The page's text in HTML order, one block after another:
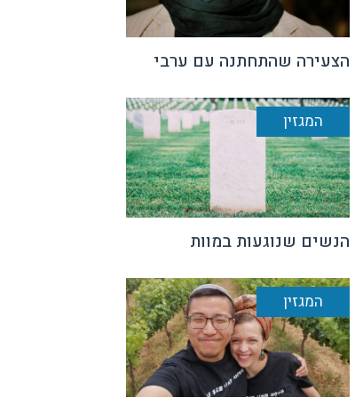
הצעירה שהתחתנה עם ערבי
המגזין
הנשים שנוגעות במוות
המגזין